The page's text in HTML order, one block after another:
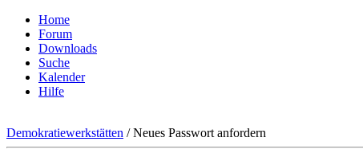
Home
Forum
Downloads
Suche
Kalender
Hilfe
Demokratiewerkstätten /Neues Passwort anfordern